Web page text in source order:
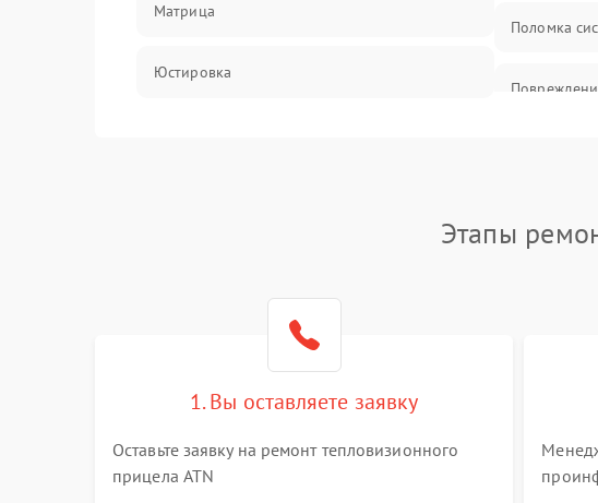
Матрица
Юстировка
Поломка
короткого
Этапы
1. Вы оставляете заявку
Оставьте заявку на ремонт тепловизионного
прицела ATN